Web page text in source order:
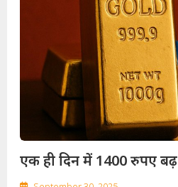
एक ही दिन में 1400 रुपए बढ़